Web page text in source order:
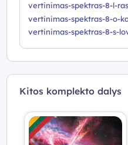
vertinimas-spektras-8-l-
vertinimas-spektras-8-o-
vertinimas-spektras-8-s-
Kitos komplekto dalys